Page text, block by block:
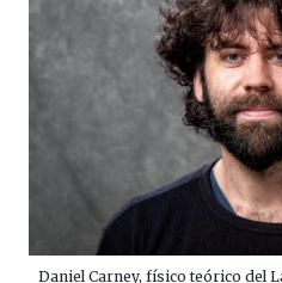
Daniel Carney, físico teórico del